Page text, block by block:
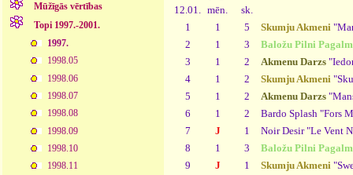
Mūžīgās vērtības
Topi 1997.-2001.
1997.
1998.05
1998.06
1998.07
1998.08
1998.09
1998.10
1998.11
12.01.
mēn.
sk.
1
1 5 Skumju Akmeni
2
1 3
Baložu Pilni
3
1 2 Akmenu Darzs
4
1 2 Skumju Akmeni
5
1 2 Akmenu Darzs
6
1 2
Bardo Splash "Fors
7
J 1
Noir Desir "Le Vent
8
1 3
Baložu Pilni
9
J 1 Skumju Akmeni